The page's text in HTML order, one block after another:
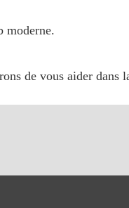
moderne.
de vous aider dans